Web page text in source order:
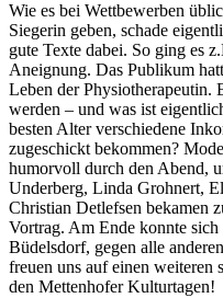
Wie es bei Wettbewerben
Siegerin geben, schade
gute Texte dabei. So ging es
Aneignung. Das Publikum
Leben der Physiotherapeutin.
werden – und was ist
besten Alter verschiedene
zugeschickt bekommen?
humorvoll durch den Abend,
Underberg, Linda Grohnert,
Christian Detlefsen bekamen
Vortrag. Am Ende konnte
Büdelsdorf, gegen alle
freuen uns auf einen weiteren
den Mettenhofer Kulturtagen!